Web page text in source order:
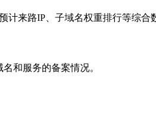
来路IP、子域名权重排行等综合
和服务的备案情况。